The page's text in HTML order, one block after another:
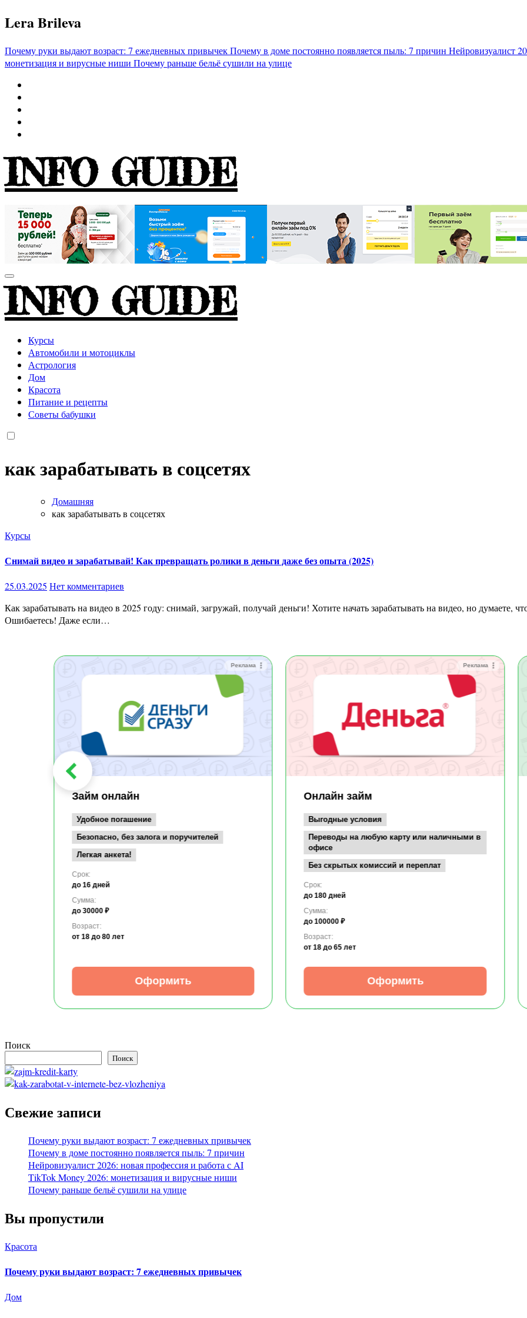
Перейти
к
Lera Brileva
Почему руки выдают возраст: 7 ежедневных привычекПочему в доме постоянно появляется пыль: 7 причин Нейровизуалист
монетизация и вирусные ниши Почему раньше бельё сушили на улице
INFO GUIDE
INFO GUIDE
Курсы
Автомобили и мотоциклы
Астрология
Дом
Красота
Питание и рецепты
Советы бабушки
как зарабатывать в соцсетях
Домашняя
как зарабатывать в соцсетях
Курсы
Снимай видео и зарабатывай! Как превращать ролики в деньги даже без опыта (2025)
25.03.2025 Нет комментариев
Как зарабатывать на видео в 2025 году: снимай, загружай, получай деньги! Хотите начать зарабатывать на видео, но думаете, что без крутой камеры и навыков монтажа это невозможно?
Ошибаетесь! Даже если…
Реклама
Займ онлайн
Удобное погашение
Безопасно, без залога и поручителей
Легкая анкета!
Срок:
до 16 дней
Сумма:
до 30000 ₽
Возраст:
от 18 до 80 лет
Оформить
Реклама
Онлайн займ
Выгодные условия
Переводы на любую карту или наличными в
офисе
Без скрытых комиссий и переплат
Срок:
до 180 дней
Сумма:
до 100000 ₽
Возраст:
от 18 до 65 лет
Оформить
Поиск
Поиск
Свежие записи
Почему руки выдают возраст: 7 ежедневных привычек
Почему в доме постоянно появляется пыль: 7 причин
Нейровизуалист 2026: новая профессия и работа с AI
TikTok Money 2026: монетизация и вирусные ниши
Почему раньше бельё сушили на улице
Вы пропустили
Красота
Почему руки выдают возраст: 7 ежедневных привычек
Дом